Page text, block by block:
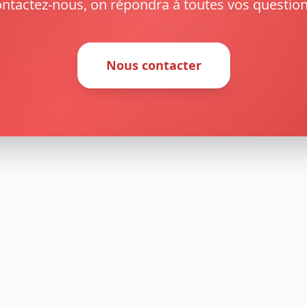
nous, on répondra à toutes vos
Nous contacter